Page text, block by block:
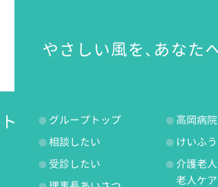
やさしい風を、あなたへ
グループトップ
相談したい
受診したい
高岡病院
けいふ
介護老
老人ケ